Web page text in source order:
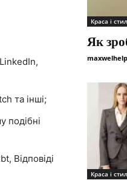
та інші;
подібні
Відповіді
Краса і
Як
maxwelhelp
Краса і